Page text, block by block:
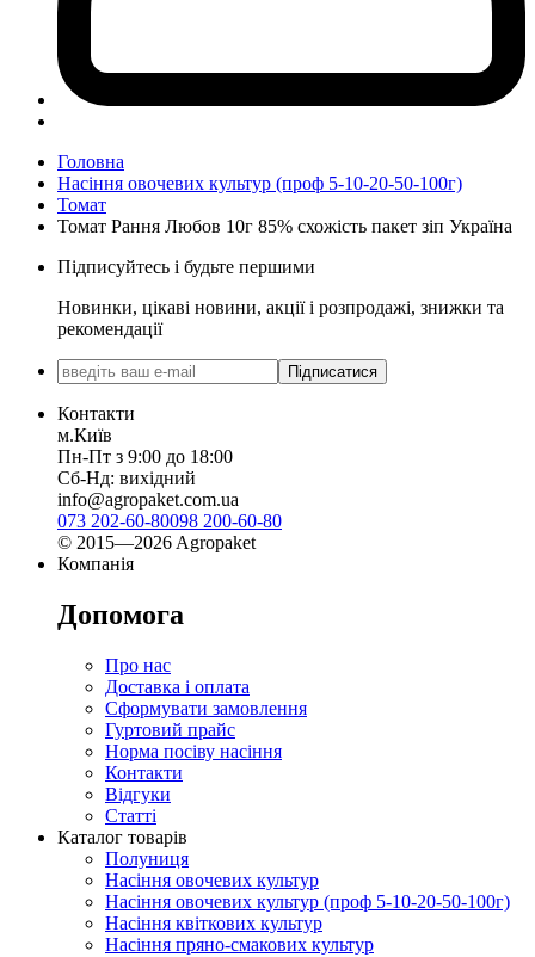
Головна
Насіння овочевих культур (проф 5-10-20-50-100г)
Томат
Томат Рання Любов 10г 85% схожість пакет зіп Україна
Підписуйтесь і будьте першими
Новинки, цікаві новини, акції і розпродажі, знижки та
рекомендації
Підписатися
Контакти
м.Київ
Пн-Пт з 9:00 до 18:00
Сб-Нд: вихідний
info@agropaket.com.ua
073 202-60-80098 200-60-80
© 2015—2026 Agropaket
Компанія
Допомога
Про нас
Доставка і оплата
Сформувати замовлення
Гуртовий прайс
Норма посіву насіння
Контакти
Відгуки
Статті
Каталог товарів
Полуниця
Насіння овочевих культур
Насіння овочевих культур (проф 5-10-20-50-100г)
Насіння квіткових культур
Насіння пряно-смакових культур